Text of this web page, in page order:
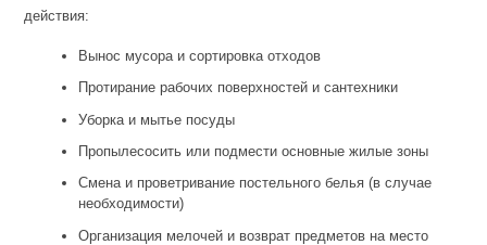
действия:
Вынос мусора и сортировка отходов
Протирание рабочих поверхностей и сантехники
Уборка и мытье посуды
Пропылесосить или подмести основные жилые зоны
Смена и проветривание постельного белья (в случае
необходимости)
Организация мелочей и возврат предметов на место